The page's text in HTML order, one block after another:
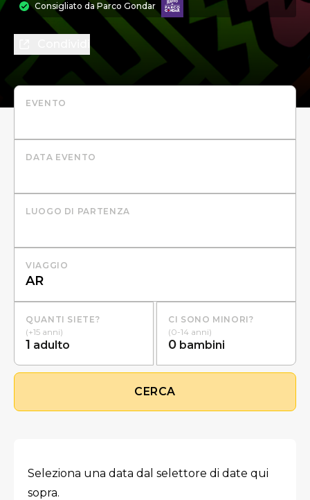
Consigliato daParco Gondar
EVENTO
DATA EVENTO
LUOGO DI PARTENZA
VIAGGIO
QUANTI SIETE?
(+15 anni)
1 adulto
CI SONO MINORI?
(0-14 anni)
0 bambini
CERCA
Seleziona una data dal selettore di date qui
sopra.